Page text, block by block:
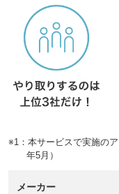
※1：本サービスで実施の
年5月）
メーカー